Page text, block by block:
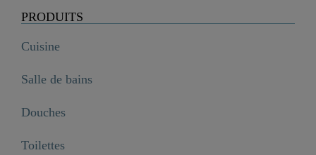
PRODUITS
Cuisine
Salle de bains
Douches
Toilettes